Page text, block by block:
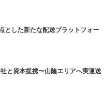
した新たな配送プラットフォー
と資本提携〜山陰エリアへ実運送